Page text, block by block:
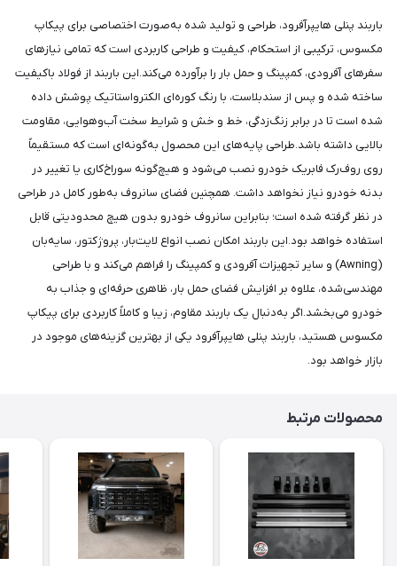
باربند پنلی هایپرآفرود، طراحی و تولید شده به‌صورت اختصاصی برای پیکاپ
مکسوس، ترکیبی از استحکام، کیفیت و طراحی کاربردی است که تمامی نیازهای
سفرهای آفرودی، کمپینگ و حمل بار را برآورده می‌کند.این باربند از فولاد باکیفیت
ساخته شده و پس از سندبلاست، با رنگ کوره‌ای الکترواستاتیک پوشش داده
شده است تا در برابر زنگ‌زدگی، خط و خش و شرایط سخت آب‌وهوایی، مقاومت
بالایی داشته باشد.طراحی پایه‌های این محصول به‌گونه‌ای است که مستقیماً
روی روف‌رک فابریک خودرو نصب می‌شود و هیچ‌گونه سوراخ‌کاری یا تغییر در
بدنه خودرو نیاز نخواهد داشت. همچنین فضای سانروف به‌طور کامل در طراحی
در نظر گرفته شده است؛ بنابراین سانروف خودرو بدون هیچ محدودیتی قابل
استفاده خواهد بود.این باربند امکان نصب انواع لایت‌بار، پروژکتور، سایه‌بان
(Awning) و سایر تجهیزات آفرودی و کمپینگ را فراهم می‌کند و با طراحی
مهندسی‌شده، علاوه بر افزایش فضای حمل بار، ظاهری حرفه‌ای و جذاب به
خودرو می‌بخشد.اگر به‌دنبال یک باربند مقاوم، زیبا و کاملاً کاربردی برای پیکاپ
مکسوس هستید، باربند پنلی هایپرآفرود یکی از بهترین گزینه‌های موجود در
بازار خواهد بود.
محصولات مرتبط